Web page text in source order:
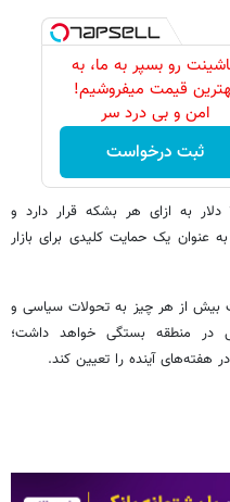
رو بسپر به ما، به
قیمت میفروشیم!
امن و بی درد سر
ثبت درخواست
این سطح در حال حاضر در محدوده ۷۳ دلار به ازای هر بشکه قرار دارد و
عنوان یک حمایت کلیدی برای بازار
بیش از هر چیز به تحولات سیاسی و
در منطقه بستگی خواهد داشت؛
هفته‌های آینده را تعیین کند.